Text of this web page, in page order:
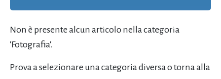
Non è presente alcun articolo nella categoria
'Fotografia'.
Prova a selezionare una categoria diversa o torna alla